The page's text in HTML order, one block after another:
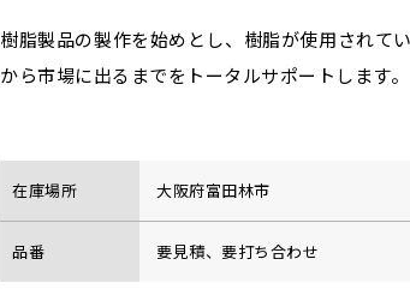
樹脂製品の製作を始めとし、樹脂が使用されて
から市場に出るまでをトータルサポートします。
在庫場所 大阪府富田林市
品番 要見積、要打ち合わせ